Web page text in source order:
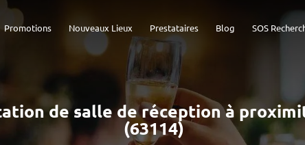
SOS
Blog
Prestataires
Nouveaux Lieux
Promotions
de salle de réception à
(63114)